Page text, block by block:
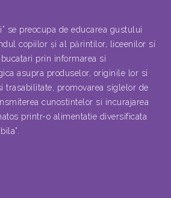
se preocupa de educarea gustului
copiilor şi al părintilor, liceenilor si
prin informarea si
asupra produselor, originile lor si
trasabilitate, promovarea siglelor de
cunostintelor si incurajarea
printr-o alimentatie diversificata